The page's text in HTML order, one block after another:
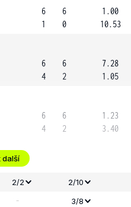
6
1
6
0
1.00
10.53
6
4
6
2
7.28
1.05
6
4
6
2
1.23
3.40
další
2/2
2/10
-
3/8